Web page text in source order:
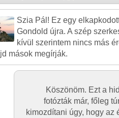
Szia Pál! Ez egy
Gondold újra. A szép
kívül szerintem nincs más
mások megírják.
Köszönöm. Ezt a
fotózták már, főleg
kimozdítani úgy, hogy az